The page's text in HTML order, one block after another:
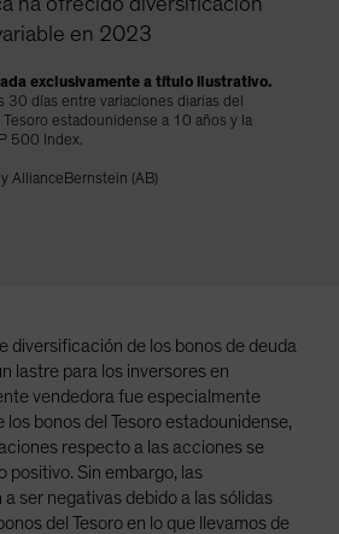
한민국
exclusivamente a título ilustrativo.
30 días entre variaciones diarias del
estadounidense a 10 años y la
500 Index.
AllianceBernstein (AB)
diversificación de los bonos de deuda
lastre para los inversores en
vendedora fue especialmente
los bonos del Tesoro estadounidense,
respecto a las acciones se
positivo. Sin embargo, las
ser negativas debido a las sólidas
del Tesoro en lo que llevamos de